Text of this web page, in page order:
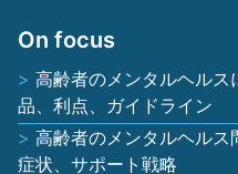
On focus
高齢者のメンタルヘルス
品、利点、ガイドライン
高齢者のメンタルヘルス
症状、サポート戦略